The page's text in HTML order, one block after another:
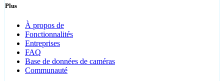
Plus
À propos de
Fonctionnalités
Entreprises
FAQ
Base de données de caméras
Communauté